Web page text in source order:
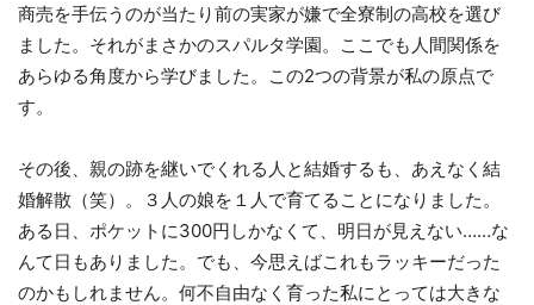
商売を手伝うのが当たり前の実家が嫌で全寮制の高校を選び
ました。それがまさかのスパルタ学園。ここでも人間関係を
あらゆる角度から学びました。この2つの背景が私の原点で
す。
その後、親の跡を継いでくれる人と結婚するも、あえなく結
婚解散（笑）。３人の娘を１人で育てることになりました。
ある日、ポケットに300円しかなくて、明日が見えない……な
んて日もありました。でも、今思えばこれもラッキーだった
のかもしれません。何不自由なく育った私にとっては大きな